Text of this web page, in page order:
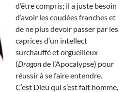
d’être compris; il a juste besoin
d’avoir les coudées franches et
de ne plus devoir passer par les
caprices d’un intellect
surchauffé et orgueilleux
(Dragonde l’Apocalypse) pour
réussir à se faire entendre.
C’est Dieu qui s’est fait homme,